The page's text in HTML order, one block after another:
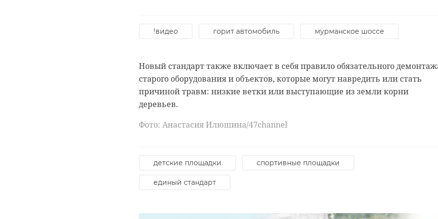
количество объектов на детских и спортивных территориях — нормативы
Новый стандарт также включает в себя правило обязательного
старого оборудования и объектов, которые могут навредить или стать
причиной травм: низкие ветки или выступающие из земли корни
деревьев.
Фото: Анастасия Илюшина/47channel
детские площадки спортивные площадки
единый стандарт
!видео горит автомобиль мурманское шоссе